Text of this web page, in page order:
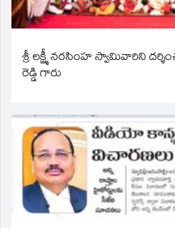
శ్రీ లక్ష్మీ నరసింహ స్వామివారిని
రెడ్డి గారు